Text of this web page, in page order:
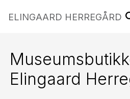
ELINGAARD HERREGÅRD
Elingaard